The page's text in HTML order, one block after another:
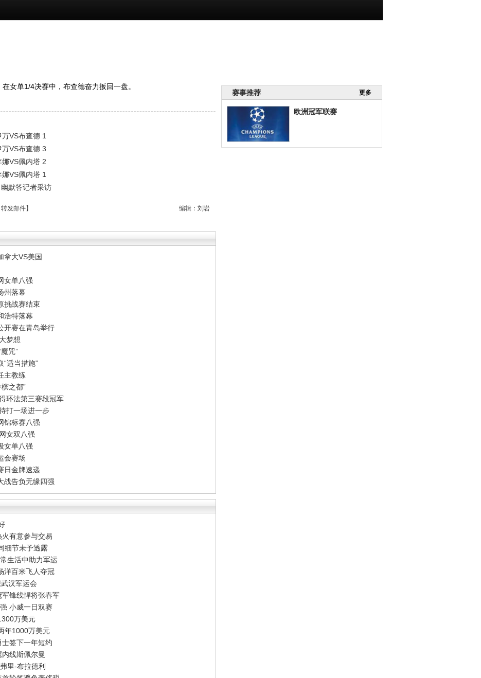
德 3
VS佩内塔 2
VS佩内塔 1
默答记者采访
赛事推荐 更多
欧洲冠军联赛
女单1/4决赛中，布查德奋力扳回一盘。
VS布查德 1
VS布查德 3
VS佩内塔 2
VS佩内塔 1
默答记者采访
编辑：刘岩
转发邮件】
拿大VS美国
女单八强
州落幕
挑战赛结束
浩特落幕
开赛在青岛举行
梦想
咒”
“适当措施”
主教练
之都”
环法第三赛段冠军
打一场进一步
锦标赛八强
女双八强
女单八强
会赛场
日金牌速递
战告负无缘四强
有意参与交易
细节未予透露
生活中助力军运
洋百米飞人夺冠
汉军运会
军锋线悍将张春军
小威一日双赛
万美元
年1000万美元
签下一年短约
线斯佩尔曼
里-布拉德利